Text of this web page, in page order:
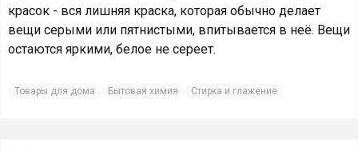
красок - вся лишняя краска, которая обычно делает
вещи серыми или пятнистыми, впитывается в неё. Вещи
остаются яркими, белое не сереет.
Товары для дома Бытовая химия Стирка и глажение